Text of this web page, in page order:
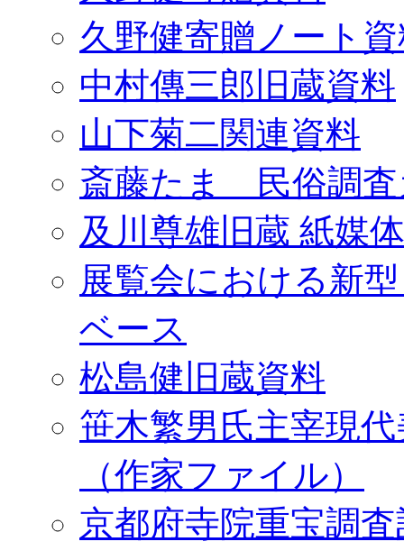
久野健寄贈ノート
中村傳三郎旧蔵資料
山下菊二関連資料
斎藤たま 民俗調査
及川尊雄旧蔵 紙媒
展覧会における新
ベース
松島健旧蔵資料
笹木繁男氏主宰現
（作家ファイル）
京都府寺院重宝調